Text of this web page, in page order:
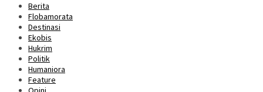
Berita
Flobamorata
Destinasi
Ekobis
Hukrim
Politik
Humaniora
Feature